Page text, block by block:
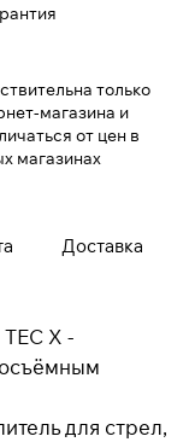
только
магазина и
от цен в
магазинах
Доставка
X -
для стрел,
25%